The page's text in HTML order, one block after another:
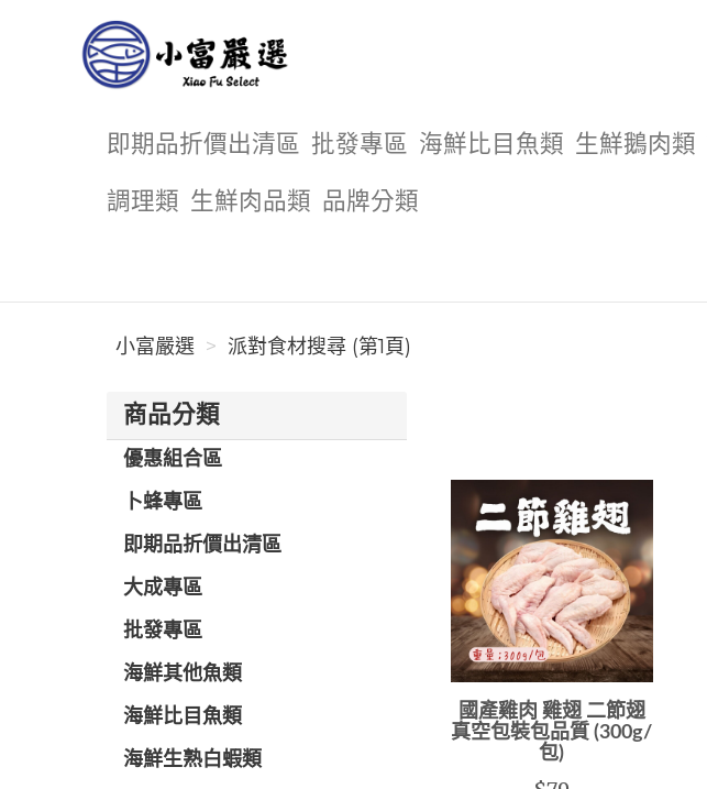
即期品折價出清區 批發專區 海鮮比目魚類 生鮮鵝肉類
調理類 生鮮肉品類 品牌分類
小富嚴選 派對食材搜尋 (第1頁)
商品分類
優惠組合區
卜蜂專區
即期品折價出清區
大成專區
批發專區
海鮮其他魚類
海鮮比目魚類
海鮮生熟白蝦類
國產雞肉 雞翅 二節翅
真空包裝包品質 (300g/
包)